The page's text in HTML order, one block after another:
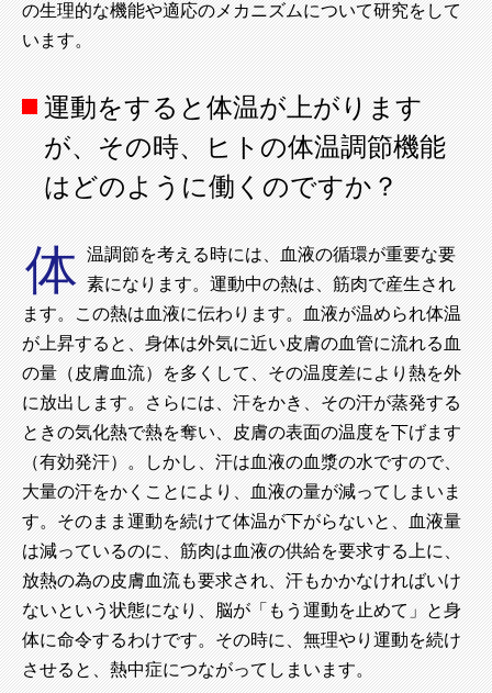
の生理的な機能や適応のメカニズムについて研究をして
います。
運動をすると体温が上がります
が、その時、ヒトの体温調節機能
はどのように働くのですか？
体 温調節を考える時には、血液の循環が重要な要
素になります。運動中の熱は、筋肉で産生され
ます。この熱は血液に伝わります。血液が温められ体温
が上昇すると、身体は外気に近い皮膚の血管に流れる血
の量（皮膚血流）を多くして、その温度差により熱を外
に放出します。さらには、汗をかき、その汗が蒸発する
ときの気化熱で熱を奪い、皮膚の表面の温度を下げます
（有効発汗）。しかし、汗は血液の血漿の水ですので、
大量の汗をかくことにより、血液の量が減ってしまいま
す。そのまま運動を続けて体温が下がらないと、血液量
は減っているのに、筋肉は血液の供給を要求する上に、
放熱の為の皮膚血流も要求され、汗もかかなければいけ
ないという状態になり、脳が「もう運動を止めて」と身
体に命令するわけです。その時に、無理やり運動を続け
させると、熱中症につながってしまいます。